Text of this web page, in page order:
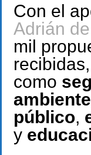
Con el
Adrián
mil
como
ambiente
público,
y